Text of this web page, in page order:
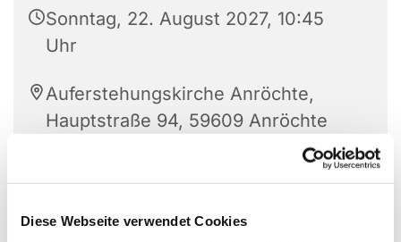
Diese Webseite verwendet Cookies
Sonntag, 22. August 2027, 10:45
Uhr
Auferstehungskirche Anröchte,
Hauptstraße 94, 59609 Anröchte